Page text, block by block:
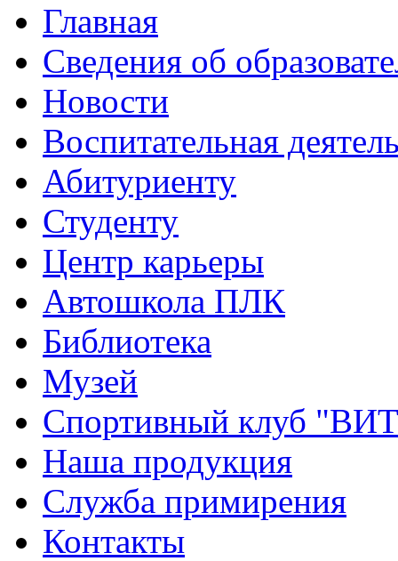
Главная
Сведения об
Новости
Воспитательная
Абитуриенту
Студенту
Центр карьеры
Автошкола ПЛК
Библиотека
Музей
Спортивный клуб
Наша продукция
Служба примирения
Контакты